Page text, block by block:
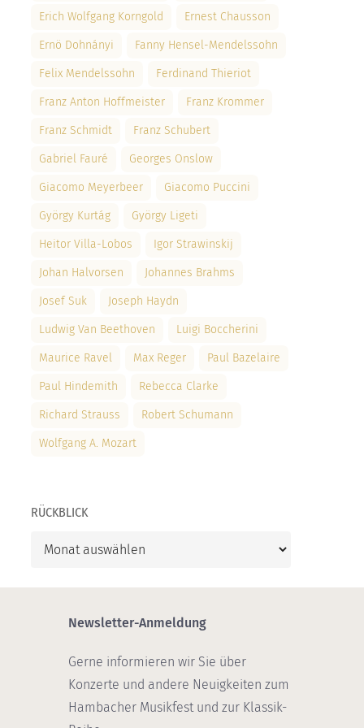
Erich Wolfgang Korngold Ernest Chausson
Ernö Dohnányi Fanny Hensel-Mendelssohn
Felix Mendelssohn Ferdinand Thieriot
Franz Anton Hoffmeister Franz Krommer
Franz Schmidt Franz Schubert
Gabriel Fauré Georges Onslow
Giacomo Meyerbeer Giacomo Puccini
György Kurtág György Ligeti
Heitor Villa-Lobos Igor Strawinskij
Johan Halvorsen Johannes Brahms
Josef Suk Joseph Haydn
Ludwig Van Beethoven Luigi Boccherini
Maurice Ravel Max Reger Paul Bazelaire
Paul Hindemith Rebecca Clarke
Richard Strauss Robert Schumann
Wolfgang A. Mozart
RÜCKBLICK
Rückblick
Newsletter-Anmeldung
Gerne informieren wir Sie über
Konzerte und andere Neuigkeiten zum
Hambacher Musikfest und zur Klassik-